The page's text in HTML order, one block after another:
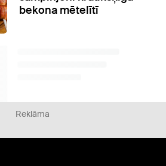
bekona mētelītī
Reklāma